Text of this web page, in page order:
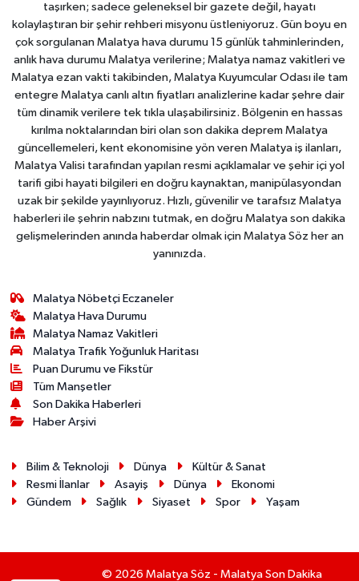
taşırken; sadece geleneksel bir gazete değil, hayatı
kolaylaştıran bir şehir rehberi misyonu üstleniyoruz. Gün boyu en
çok sorgulanan Malatya hava durumu 15 günlük tahminlerinden,
anlık hava durumu Malatya verilerine; Malatya namaz vakitleri ve
Malatya ezan vakti takibinden, Malatya Kuyumcular Odası ile tam
entegre Malatya canlı altın fiyatları analizlerine kadar şehre dair
tüm dinamik verilere tek tıkla ulaşabilirsiniz. Bölgenin en hassas
kırılma noktalarından biri olan son dakika deprem Malatya
güncellemeleri, kent ekonomisine yön veren Malatya iş ilanları,
Malatya Valisi tarafından yapılan resmi açıklamalar ve şehir içi yol
tarifi gibi hayati bilgileri en doğru kaynaktan, manipülasyondan
uzak bir şekilde yayınlıyoruz. Hızlı, güvenilir ve tarafsız Malatya
haberleri ile şehrin nabzını tutmak, en doğru Malatya son dakika
gelişmelerinden anında haberdar olmak için Malatya Söz her an
yanınızda.
Malatya Nöbetçi Eczaneler
Malatya Hava Durumu
Malatya Namaz Vakitleri
Malatya Trafik Yoğunluk Haritası
Puan Durumu ve Fikstür
Tüm Manşetler
Son Dakika Haberleri
Haber Arşivi
Bilim & Teknoloji Dünya
Kültür & Sanat
Resmi İlanlar
Asayiş Dünya
Ekonomi
Gündem
Sağlık Siyaset Spor Yaşam
© 2026 Malatya Söz - Malatya Son Dakika